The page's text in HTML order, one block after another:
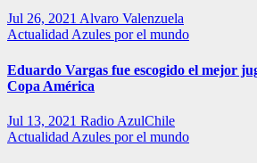
Jul 26, 2021 Alvaro Valenzuela
Actualidad Azules por el mundo
Eduardo Vargas fue escogido el mejor
Copa América
Jul 13, 2021 Radio AzulChile
Actualidad Azules por el mundo